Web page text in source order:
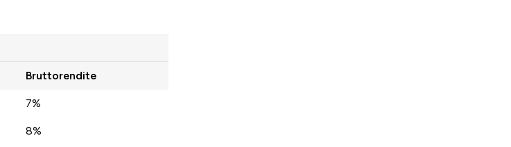
Bruttorendite
7%
8%